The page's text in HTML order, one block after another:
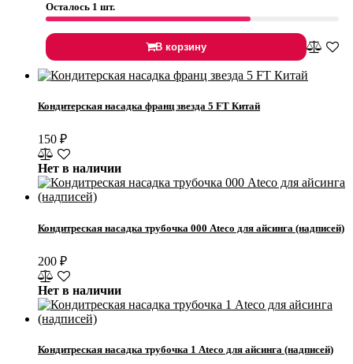
Осталось 1 шт.
В корзину
Кондитерская насадка франц звезда 5 FT Китай
150 ₽
Нет в наличии
Кондитреская насадка трубочка 000 Ateco для айсинга (надписей)
200 ₽
Нет в наличии
Кондитреская насадка трубочка 1 Ateco для айсинга (надписей)